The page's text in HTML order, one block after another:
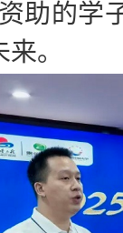
助的学
。